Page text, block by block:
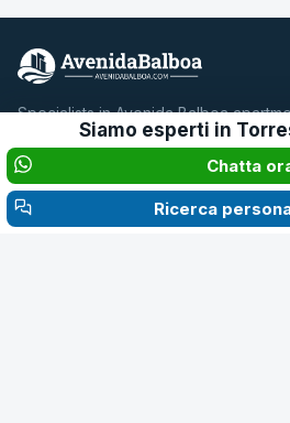
Siamo esperti in
Chatta
Ricerca
Specialists in Avenida Balboa
4.6 · Google Reviews
@avenidabalboapanama